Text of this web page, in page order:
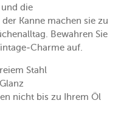
die
Kanne machen sie zu
Bewahren Sie
Charme auf.
Stahl
nicht bis zu Ihrem Öl